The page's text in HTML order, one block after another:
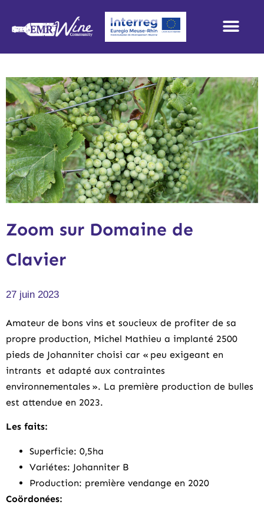
Zoom sur Domaine de
Clavier
27 juin 2023
Amateur de bons vins et soucieux de profiter de sa
propre production, Michel Mathieu a implanté 2500
pieds de Johanniter choisi car « peu exigeant en
intrants et adapté aux contraintes
environnementales ». La première production de bulles
est attendue en 2023.
Les faits:
Superficie: 0,5ha
Variétes: Johanniter B
Production: première vendange en 2020
Coördonées: